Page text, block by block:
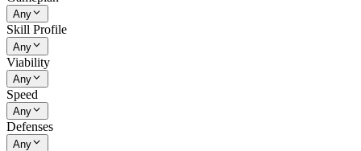
Any
Skill Profile
Any
Viability
Any
Speed
Any
Defenses
Any